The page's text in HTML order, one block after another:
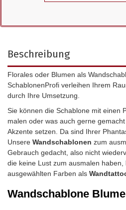
Beschreibung
Florales oder Blumen als
SchablonenProfi verleihen Ihrem
durch Ihre Umsetzung.
Sie können die Schablone mit einen
malen oder was auch gerne
Akzente setzen. Da sind Ihrer
Unsere Wandschablonen zum
Gebrauch gedacht, also nicht
die keine Lust zum ausmalen haben,
ausgewählten Farben als
Wandschablone